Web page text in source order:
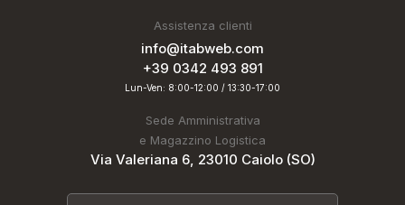
Assistenza clienti
info@itabweb.com
+39 0342 493 891
Lun-Ven: 8:00-12:00 / 13:30-17:00
Sede Amministrativa
e Magazzino Logistica
Via Valeriana 6, 23010 Caiolo (SO)